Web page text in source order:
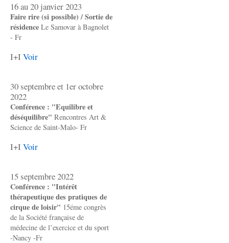
16 au 20 janvier 2023
Faire rire (si possible) / Sortie de
résidence Le Samovar à Bagnolet
- Fr
I+I Voir
30 septembre et 1er octobre
2022
Conférence : "Equilibre et
déséquilibre" Rencontres Art &
Science de Saint-Malo- Fr
I+I Voir
15 septembre 2022
Conférence : "Intérêt
thérapeutique des pratiques de
cirque de loisir" 15éme congrès
de la Société française de
médecine de l’exercice et du sport
-Nancy -Fr